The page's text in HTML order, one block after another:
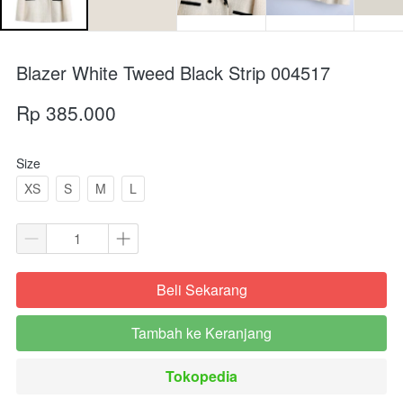
Blazer White Tweed Black Strip 004517
Rp 385.000
Size
XS
S M L
`Beli Sekarang
`
Tambah ke Keranjang
`
Tokopedia